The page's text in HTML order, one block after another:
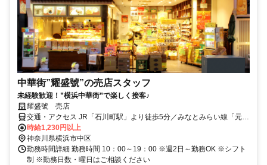
中華街”耀盛號”の売店スタッフ
未経験歓迎！”横浜中華街”で楽しく接客♪
耀盛號 売店
交通・アクセス JR「石川町駅」より徒歩5分／みなとみらい線「元
町・中華街駅」より徒歩10分
時給1,230円以上
神奈川県横浜市中区
勤務時間詳細 勤務時間 10：00～19：00 ※週2日～勤務OK ※シフト
制 ※勤務日数・曜日はご相談ください